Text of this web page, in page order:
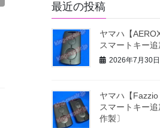
最近の投稿
ヤマハ【
スマートキー
2026年7月30日
ヤマハ【Fazzio
スマートキー
作製〕